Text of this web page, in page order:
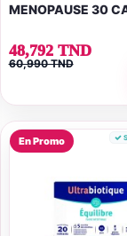
MENOPAUSE 30
48,792 TND
60,990 TND
En Promo